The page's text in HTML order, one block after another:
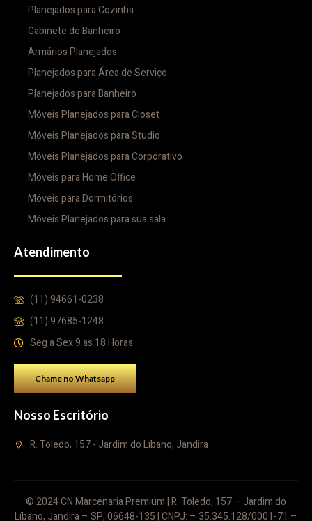
Planejados para Cozinha
Gabinete de Banheiro
Armários Planejados
Planejados para Área de Serviço
Planejados para Banheiro
Móveis Planejados para Closet
Móveis Planejados para Studio
Móveis Planejados para Corporativo
Móveis para Home Office
Móveis para Dormitórios
Móveis Planejados para sua sala
Atendimento
(11) 94661-0238
(11) 97685-1248
Seg a Sex 9 as 18 Horas
Chame no Whatsapp
Nosso Escritório
R. Toledo, 157 - Jardim do Líbano, Jandira
© 2024 CN Marcenaria Premium | R. Toledo, 157 – Jardim do
Líbano, Jandira – SP, 06648-135 | CNPJ: – 35.345.128/0001-71 –